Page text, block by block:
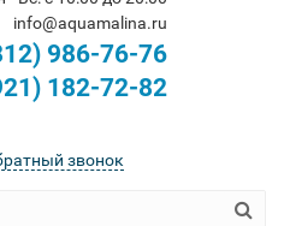
info@aquamalina.ru
986-76-76
182-72-82
звонок